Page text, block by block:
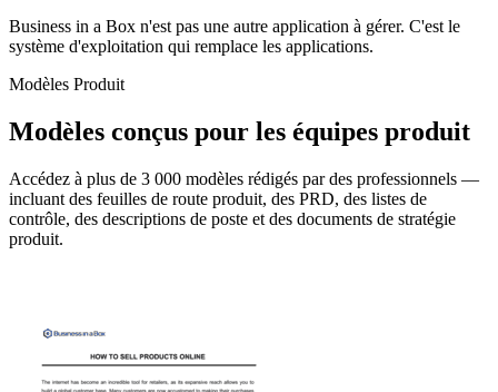
Business in a Box n'est pas une autre application à gérer. C'est le
système d'exploitation qui remplace les applications.
Modèles Produit
Modèles conçus pour les équipes produit
Accédez à plus de 3 000 modèles rédigés par des professionnels —
incluant des feuilles de route produit, des PRD, des listes de
contrôle, des descriptions de poste et des documents de stratégie
produit.